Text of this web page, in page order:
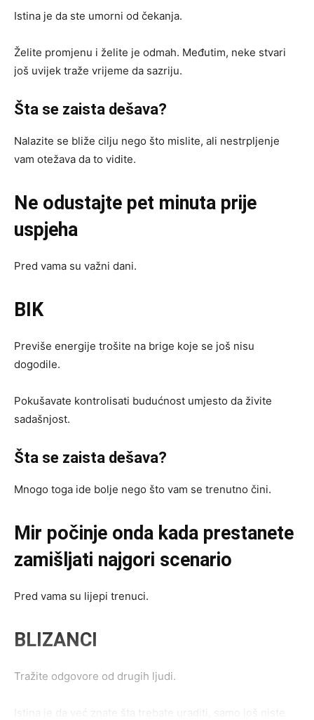
Istina je da ste umorni od čekanja.
Želite promjenu i želite je odmah. Međutim, neke stvari
još uvijek traže vrijeme da sazriju.
Šta se zaista dešava?
Nalazite se bliže cilju nego što mislite, ali nestrpljenje
vam otežava da to vidite.
Ne odustajte pet minuta prije
uspjeha
Pred vama su važni dani.
BIK
Previše energije trošite na brige koje se još nisu
dogodile.
Pokušavate kontrolisati budućnost umjesto da živite
sadašnjost.
Šta se zaista dešava?
Mnogo toga ide bolje nego što vam se trenutno čini.
Mir počinje onda kada prestanete
zamišljati najgori scenario
Pred vama su lijepi trenuci.
BLIZANCI
Tražite odgovore od drugih ljudi.
Istina je da već znate šta trebate uraditi, samo još niste